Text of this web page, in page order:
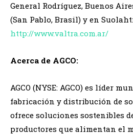
General Rodríguez, Buenos
(San Pablo, Brasil) y en
http://www.valtra.com.ar/
Acerca de AGCO:
AGCO (NYSE: AGCO) es líder
fabricación y distribución de
ofrece soluciones sostenibles
productores que alimentan el